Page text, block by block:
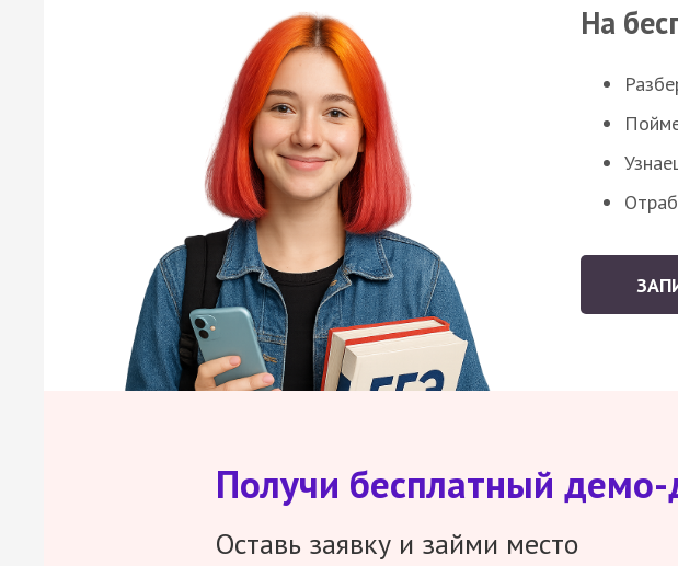
На
Получи бесплатный демо-
Оставь заявку и займи место